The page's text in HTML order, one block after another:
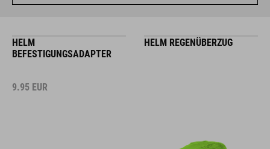
HELM
BEFESTIGUNGSADAPTER
9.95 EUR
HELM REGENÜBERZUG